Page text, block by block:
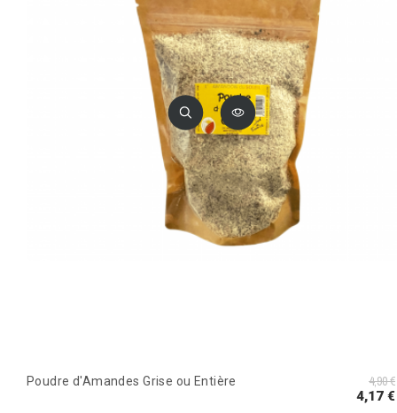
Poudre d'Amandes Grise ou Entière
4,90 €
4,17 €